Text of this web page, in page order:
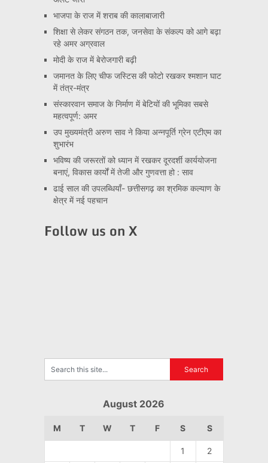
भाजपा के राज में शराब की कालाबाजारी
शिक्षा से लेकर संगठन तक, जनसेवा के संकल्प को आगे बढ़ा
रहे अमर अग्रवाल
मोदी के राज में बेरोजगारी बढ़ी
जमानत के लिए चीफ जस्टिस की फोटो रखकर श्मशान घाट
में तंत्र-मंत्र
संस्कारवान समाज के निर्माण में बेटियों की भूमिका सबसे
महत्वपूर्ण: अमर
उप मुख्यमंत्री अरुण साव ने किया अन्नपूर्ति ग्रेन एटीएम का
शुभारंभ
भविष्य की जरूरतों को ध्यान में रखकर दूरदर्शी कार्ययोजना
बनाएं, विकास कार्यों में तेजी और गुणवत्ता हो : साव
ढाई साल की उपलब्धियाँ- छत्तीसगढ़ का श्रमिक कल्याण के
क्षेत्र में नई पहचान
Follow us on X
August 2026
M T W T F S S
1 2